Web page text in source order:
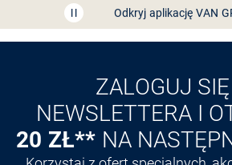
Przedłużenie czasu zwrotu
Odkryj aplikację VAN
ZALOGUJ
NEWSLETTERA I
20 ZŁ** NA